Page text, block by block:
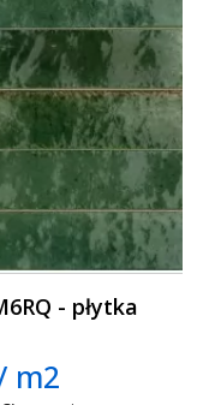
- płytka
m2